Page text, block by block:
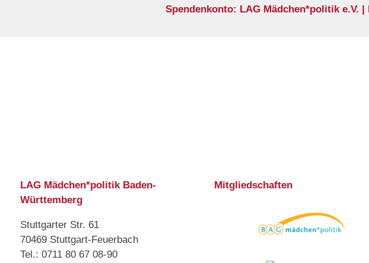
Spendenkonto: LAG Mädchen*politik e.V. |
LAG Mädchen*politik Baden-
Württemberg
Stuttgarter Str. 61
70469 Stuttgart-Feuerbach
Tel.: 0711 80 67 08-90
Mitgliedschaften